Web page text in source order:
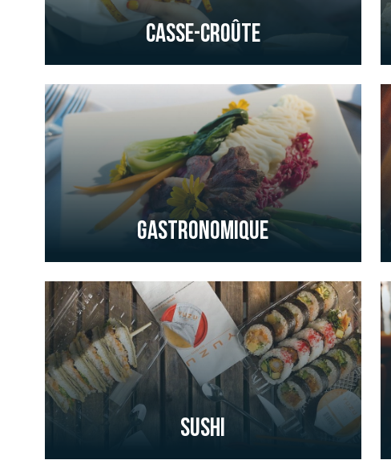
Casse-Croûte
Gastronomique
Sushi